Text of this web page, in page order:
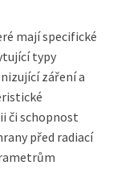
mají specifické
typy
záření a
či schopnost
před radiací